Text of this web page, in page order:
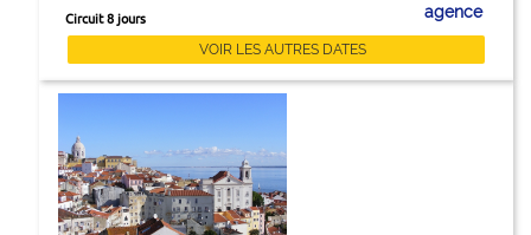
Circuit 8 jours
agence
VOIR LES AUTRES DATES